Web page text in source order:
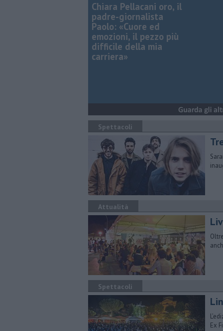
Chiara Pellacani oro, il
padre-giornalista
Paolo: «Cuore ed
emozioni, il pezzo più
difficile della mia
carriera»
Spettacoli
Attualità
Spettacoli
Ex